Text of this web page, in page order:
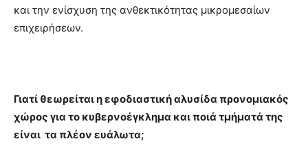
και την ενίσχυση της ανθεκτικότητας μικρομεσαίων
επιχειρήσεων.
Γιατί θεωρείται η εφοδιαστική αλυσίδα προνομιακός
χώρος για το κυβερνοέγκλημα και ποιά τμήματά της
είναι τα πλέον ευάλωτα;